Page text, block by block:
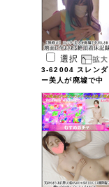
選択
3-62004 スレンダ
ー美人が廃墟で中